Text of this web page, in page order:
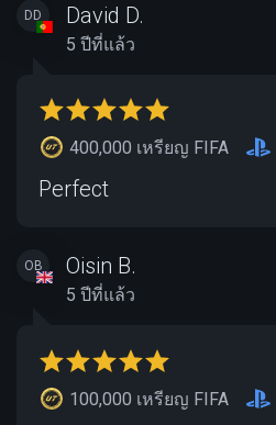
DD David D.
5 ปีที่แล้ว
400,000 เหรียญ FIFA
Perfect
OB Oisin B.
5 ปีที่แล้ว
100,000 เหรียญ FIFA